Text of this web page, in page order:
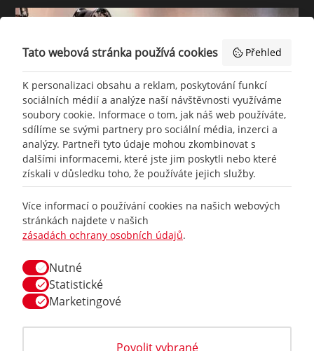
+420777 465 460
info@racing-line.cz
Facebook
Tato webová stránka používá cookies Přehled
K personalizaci obsahu a reklam, poskytování funkcí
sociálních médií a analýze naší návštěvnosti využíváme
soubory cookie. Informace o tom, jak náš web používáte,
sdílíme se svými partnery pro sociální média, inzerci a
analýzy. Partneři tyto údaje mohou zkombinovat s
dalšími informacemi, které jste jim poskytli nebo které
získali v důsledku toho, že používáte jejich služby.
Více informací o používání cookies na našich webových
stránkách najdete v našich
zásadách ochrany osobních údajů.
Nutné
Statistické
Marketingové
Povolit vybrané